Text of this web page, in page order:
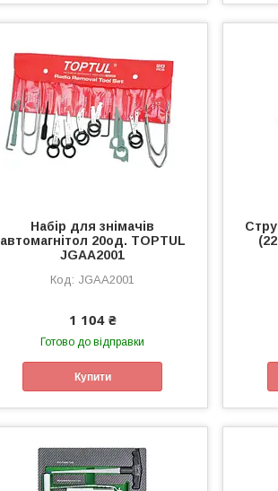
Набір для знімачів
автомагнітол 20од. TOPTUL
JGAA2001
JGAA2001
1 104 ₴
Готово до відправки
Купити